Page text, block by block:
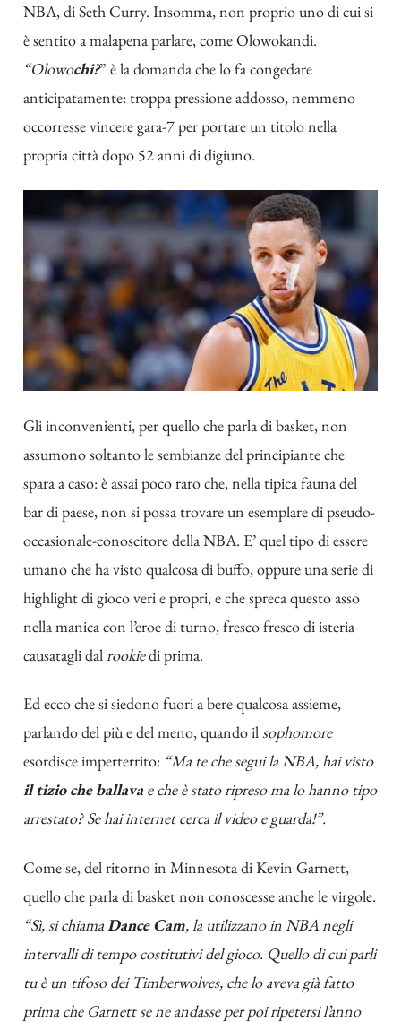
NBA, di Seth Curry. Insomma, non proprio uno di cui si
è sentito a malapena parlare, come Olowokandi.
“Olowochi?” è la domanda che lo fa congedare
anticipatamente: troppa pressione addosso, nemmeno
occorresse vincere gara-7 per portare un titolo nella
propria città dopo 52 anni di digiuno.
Gli inconvenienti, per quello che parla di basket, non
assumono soltanto le sembianze del principiante che
spara a caso: è assai poco raro che, nella tipica fauna del
bar di paese, non si possa trovare un esemplare di pseudo-
occasionale-conoscitore della NBA. E’ quel tipo di essere
umano che ha visto qualcosa di buffo, oppure una serie di
highlight di gioco veri e propri, e che spreca questo asso
nella manica con l’eroe di turno, fresco fresco di isteria
causatagli dalrookiedi prima.
Ed ecco che si siedono fuori a bere qualcosa assieme,
parlando del più e del meno, quando ilsophomore
esordisce imperterrito: “Ma te che segui la NBA, hai visto
il tizio che ballava e che è stato ripreso ma lo hanno tipo
arrestato? Se hai internet cerca il video e guarda!”.
Come se, del ritorno in Minnesota di Kevin Garnett,
quello che parla di basket non conoscesse anche le virgole.
“Sì, si chiamaDance Cam, la utilizzano in NBA negli
intervalli di tempo costitutivi del gioco. Quello di cui parli
tu è un tifoso dei Timberwolves, che lo aveva già fatto
prima che Garnett se ne andasse per poi ripetersi l’anno